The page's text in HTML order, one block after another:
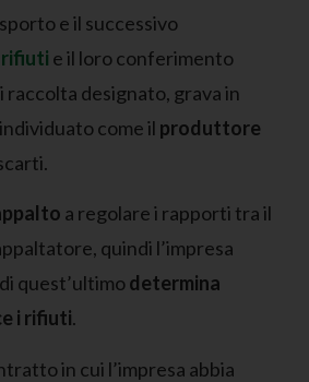
e il successivo
rifiuti e il loro conferimento
raccolta designato, grava in
come il produttore
a regolare i rapporti tra il
quindi l’impresa
quest’ultimodetermina
i rifiuti.
in cui l’impresa abbia